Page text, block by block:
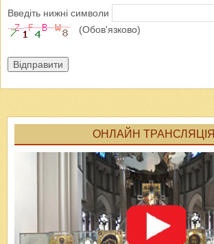
Введіть нижні символи
(Обов'язково)
Відправити
ОНЛАЙН ТРАНСЛЯЦІЯ